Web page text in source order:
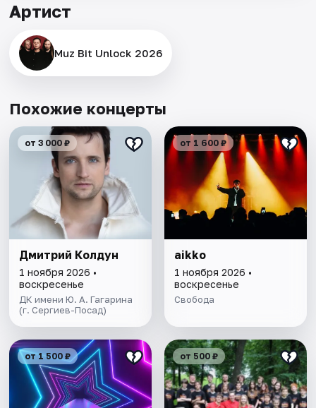
Артист
Muz Bit Unlock 2026
Похожие концерты
от 3 000 ₽
Дмитрий Колдун
1 ноября 2026 •
воскресенье
ДК имени Ю. А. Гагарина
(г. Сергиев-Посад)
от 1 600 ₽
aikko
1 ноября 2026 •
воскресенье
Свобода
от 1 500 ₽ от 500 ₽